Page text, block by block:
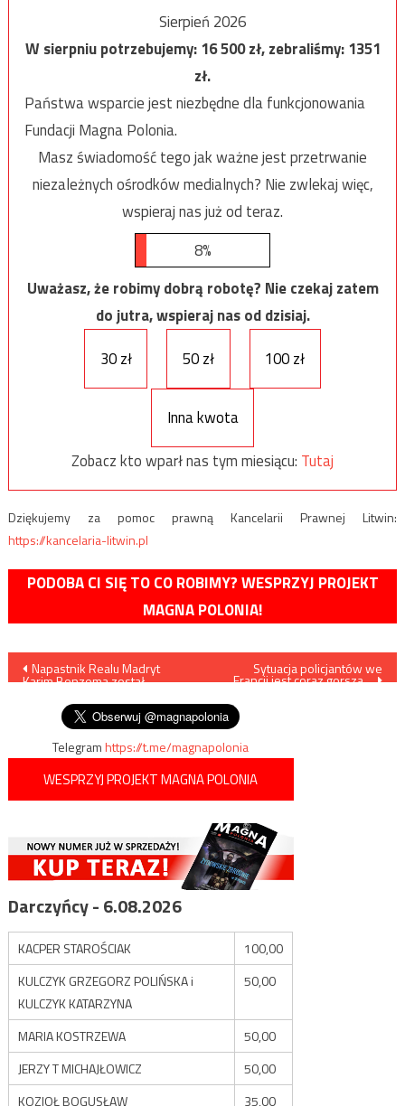
Sierpień 2026
W sierpniu potrzebujemy:16 500zł, zebraliśmy:1351
zł.
Państwa wsparcie jest niezbędne dla funkcjonowania
Fundacji Magna Polonia.
Masz świadomość tego jak ważne jest przetrwanie
niezależnych ośrodków medialnych? Nie zwlekaj więc,
wspieraj nas już od teraz.
8%
Uważasz, że robimy dobrą robotę? Nie czekaj zatem
do jutra, wspieraj nas od dzisiaj.
30 zł
50 zł 100 zł
Inna kwota
Zobacz kto wparł nas tym miesiącu: Tutaj
Dziękujemy za pomoc prawną Kancelarii Prawnej Litwin:
https://kancelaria-litwin.pl
PODOBA CI SIĘ TO CO ROBIMY? WESPRZYJ PROJEKT
MAGNA POLONIA!
Nawigacja
wpisu
Napastnik Realu Madryt
Karim Benzema został
Sytuacja policjantów we
Francji jest coraz gorsza…
Telegramhttps://t.me/magnapolonia
WESPRZYJ PROJEKT MAGNA POLONIA
Darczyńcy - 6.08.2026
KACPER STAROŚCIAK
100,00
KULCZYK GRZEGORZ POLIŃSKA i
KULCZYK KATARZYNA
50,00
MARIA KOSTRZEWA
50,00
JERZY T MICHAJŁOWICZ
50,00
KOZIOŁ BOGUSŁAW
35,00